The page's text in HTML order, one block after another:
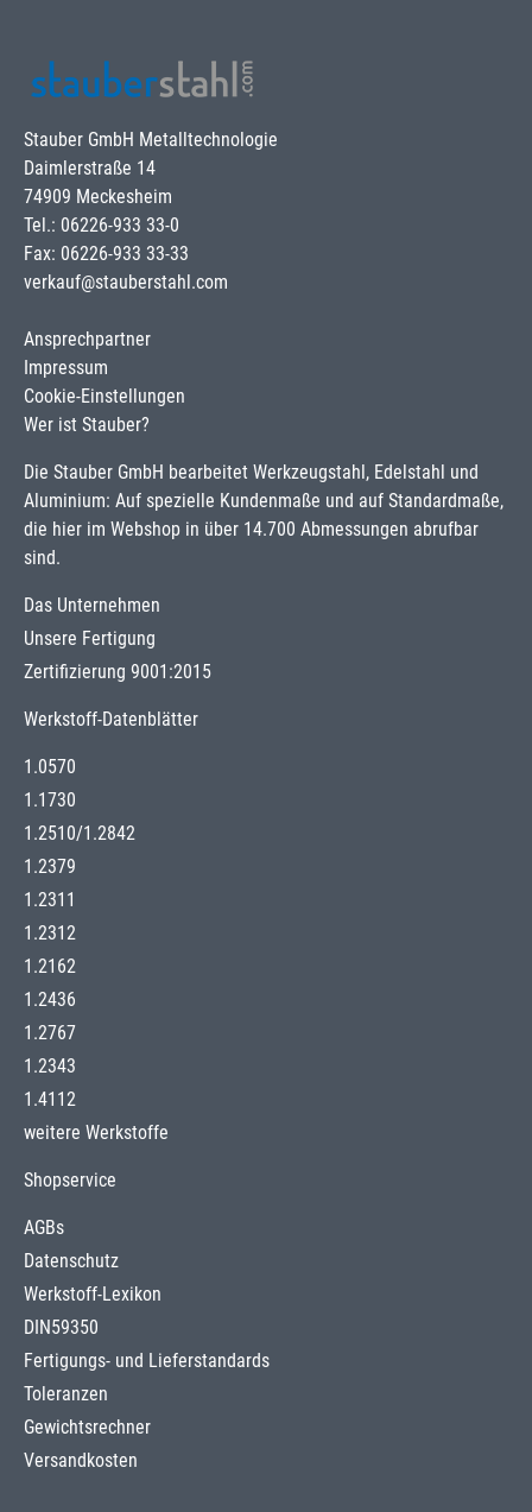
Stauber GmbH Metalltechnologie
Daimlerstraße 14
74909 Meckesheim
Tel.: 06226-933 33-0
Fax: 06226-933 33-33
verkauf@stauberstahl.com
Ansprechpartner
Impressum
Cookie-Einstellungen
Wer ist Stauber?
Die Stauber GmbH bearbeitet Werkzeugstahl, Edelstahl und
Aluminium: Auf spezielle Kundenmaße und auf Standardmaße,
die hier im Webshop in über 14.700 Abmessungen abrufbar
sind.
Das Unternehmen
Unsere Fertigung
Zertifizierung 9001:2015
Werkstoff-Datenblätter
1.0570
1.1730
1.2510/1.2842
1.2379
1.2311
1.2312
1.2162
1.2436
1.2767
1.2343
1.4112
weitere Werkstoffe
Shopservice
AGBs
Datenschutz
Werkstoff-Lexikon
DIN59350
Fertigungs- und Lieferstandards
Toleranzen
Gewichtsrechner
Versandkosten